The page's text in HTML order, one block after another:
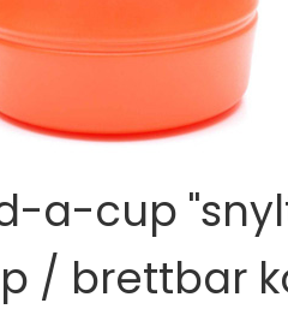
a-cup
/ brettbar